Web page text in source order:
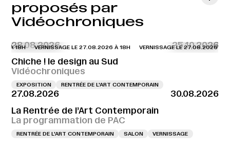
proposés par
Vidéochroniques
28.08.2026 25.10.2026
À 18H VERNISSAGE LE 27.08.2026 À 18H VERNISSAGE LE 27.08.2026 À
Chiche ! le design au Sud
Vidéochroniques
EXPOSITION RENTRÉE DE L'ART CONTEMPORAIN
27.08.2026
30.08.2026
La Rentrée de l’Art Contemporain
La programmation de PAC
RENTRÉE DE L'ART CONTEMPORAIN SALON VERNISSAGE